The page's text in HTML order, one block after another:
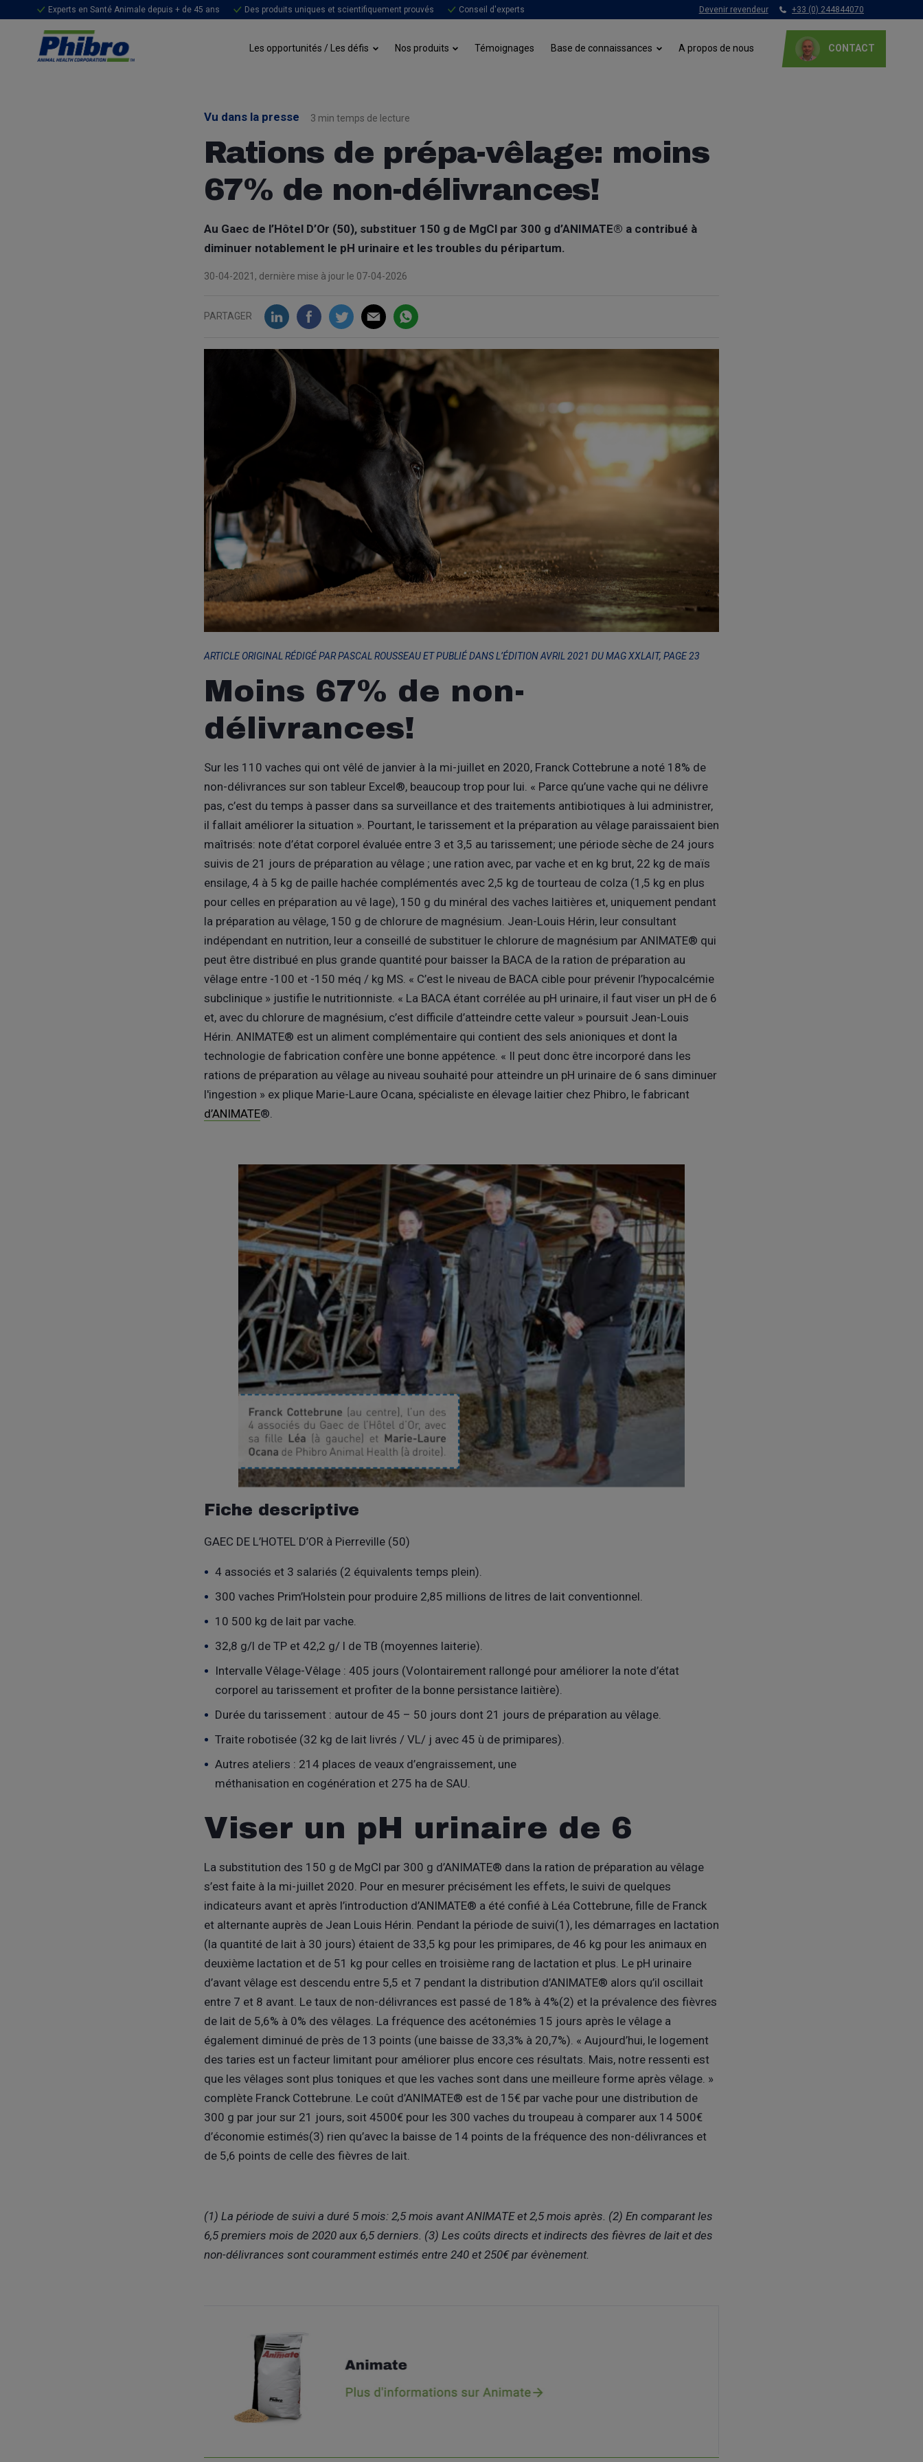
Experts en Santé Animale depuis + de 45 ans Des produits uniques et scientifiquement prouvés Conseil d'experts Devenir revendeur +33 (0) 244844070
Les opportunités / Les défis Nos produits Témoignages Base de connaissances A propos de nous CONTACT
Vu dans la presse 3 min temps de lecture
Rations de prépa-vêlage: moins
67% de non-délivrances!
Au Gaec de l’Hôtel D’Or (50), substituer 150 g de MgCl par 300 g d’ANIMATE® a contribué à
diminuer notablement le pH urinaire et les troubles du péripartum.
30-04-2021, dernière mise à jour le 07-04-2026
PARTAGER
ARTICLE ORIGINAL RÉDIGÉ PAR PASCAL ROUSSEAU ET PUBLIÉ DANS L’ÉDITION AVRIL 2021 DU MAG XXLAIT, PAGE 23
Moins 67% de non-
délivrances!
Sur les 110 vaches qui ont vêlé de janvier à la mi-juillet en 2020, Franck Cottebrune a noté 18% de
non-délivrances sur son tableur Excel®, beaucoup trop pour lui. « Parce qu’une vache qui ne délivre
pas, c’est du temps à passer dans sa surveillance et des traitements antibiotiques à lui administrer,
il fallait améliorer la situation ». Pourtant, le tarissement et la préparation au vêlage paraissaient bien
maîtrisés: note d’état corporel évaluée entre 3 et 3,5 au tarissement; une période sèche de 24 jours
suivis de 21 jours de préparation au vêlage ; une ration avec, par vache et en kg brut, 22 kg de maïs
ensilage, 4 à 5 kg de paille hachée complémentés avec 2,5 kg de tourteau de colza (1,5 kg en plus
pour celles en préparation au vê lage), 150 g du minéral des vaches laitières et, uniquement pendant
la préparation au vêlage, 150 g de chlorure de magnésium. Jean-Louis Hérin, leur consultant
indépendant en nutrition, leur a conseillé de substituer le chlorure de magnésium par ANIMATE® qui
peut être distribué en plus grande quantité pour baisser la BACA de la ration de préparation au
vêlage entre -100 et -150 méq / kg MS. « C’est le niveau de BACA cible pour prévenir l’hypocalcémie
subclinique » justifie le nutritionniste. « La BACA étant corrélée au pH urinaire, il faut viser un pH de 6
et, avec du chlorure de magnésium, c’est difficile d’atteindre cette valeur » poursuit Jean-Louis
Hérin. ANIMATE® est un aliment complémentaire qui contient des sels anioniques et dont la
technologie de fabrication confère une bonne appétence. « Il peut donc être incorporé dans les
rations de préparation au vêlage au niveau souhaité pour atteindre un pH urinaire de 6 sans diminuer
l'ingestion » ex plique Marie-Laure Ocana, spécialiste en élevage laitier chez Phibro, le fabricant
d’ANIMATE®.
Fiche descriptive
GAEC DE L’HOTEL D’OR à Pierreville (50)
4 associés et 3 salariés (2 équivalents temps plein).
300 vaches Prim’Holstein pour produire 2,85 millions de litres de lait conventionnel.
10 500 kg de lait par vache.
32,8 g/l de TP et 42,2 g/ l de TB (moyennes laiterie).
Intervalle Vêlage-Vêlage : 405 jours (Volontairement rallongé pour améliorer la note d’état
corporel au tarissement et profiter de la bonne persistance laitière).
Durée du tarissement : autour de 45 – 50 jours dont 21 jours de préparation au vêlage.
Traite robotisée (32 kg de lait livrés / VL/ j avec 45 ù de primipares).
Autres ateliers : 214 places de veaux d’engraissement, une
méthanisation en cogénération et 275 ha de SAU.
Viser un pH urinaire de 6
La substitution des 150 g de MgCl par 300 g d’ANIMATE® dans la ration de préparation au vêlage
s’est faite à la mi-juillet 2020. Pour en mesurer précisément les effets, le suivi de quelques
indicateurs avant et après l’introduction d’ANIMATE® a été confié à Léa Cottebrune, fille de Franck
et alternante auprès de Jean Louis Hérin. Pendant la période de suivi(1), les démarrages en lactation
(la quantité de lait à 30 jours) étaient de 33,5 kg pour les primipares, de 46 kg pour les animaux en
deuxième lactation et de 51 kg pour celles en troisième rang de lactation et plus. Le pH urinaire
d’avant vêlage est descendu entre 5,5 et 7 pendant la distribution d’ANIMATE® alors qu’il oscillait
entre 7 et 8 avant. Le taux de non-délivrances est passé de 18% à 4%(2) et la prévalence des fièvres
de lait de 5,6% à 0% des vêlages. La fréquence des acétonémies 15 jours après le vêlage a
également diminué de près de 13 points (une baisse de 33,3% à 20,7%). « Aujourd’hui, le logement
des taries est un facteur limitant pour améliorer plus encore ces résultats. Mais, notre ressenti est
que les vêlages sont plus toniques et que les vaches sont dans une meilleure forme après vêlage. »
complète Franck Cottebrune. Le coût d’ANIMATE® est de 15€ par vache pour une distribution de
300 g par jour sur 21 jours, soit 4500€ pour les 300 vaches du troupeau à comparer aux 14 500€
d’économie estimés(3) rien qu’avec la baisse de 14 points de la fréquence des non-délivrances et
de 5,6 points de celle des fièvres de lait.
(1) La période de suivi a duré 5 mois: 2,5 mois avant ANIMATE et 2,5 mois après. (2) En comparant les
6,5 premiers mois de 2020 aux 6,5 derniers. (3) Les coûts directs et indirects des fièvres de lait et des
non-délivrances sont couramment estimés entre 240 et 250€ par évènement.